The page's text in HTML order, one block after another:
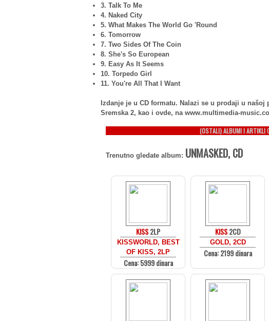
3. Talk To Me
4. Naked City
5. What Makes The World Go 'Round
6. Tomorrow
7. Two Sides Of The Coin
8. She's So European
9. Easy As It Seems
10. Torpedo Girl
11. You're All That I Want
Izdanje je u CD formatu. Nalazi se u prodaji u našoj
Sremska 2, kao i ovde, na www.multimedia-
(OSTALI) ALBUMI I ARTIKLI
Trenutno gledate album: UNMASKED, CD
KISS2LP
KISSWORLD, BEST
OF KISS, 2LP
Cena: 5999 dinara
KISS2CD
GOLD, 2CD
Cena: 2199 dinara